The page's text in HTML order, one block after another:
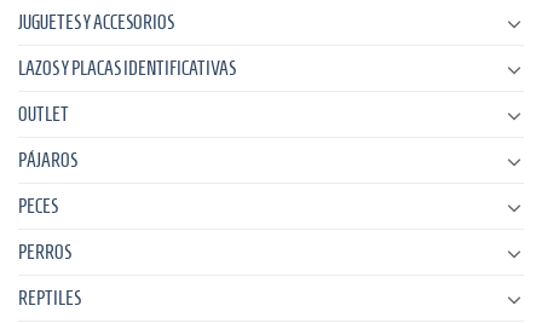
JUGUETES Y ACCESORIOS
LAZOS Y PLACAS IDENTIFICATIVAS
OUTLET
PÁJAROS
PECES
PERROS
REPTILES